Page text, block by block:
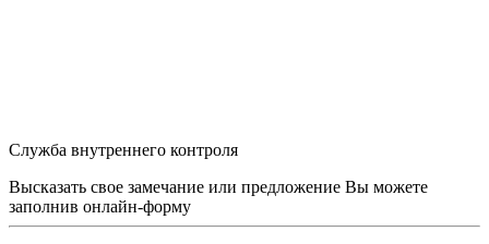
Служба внутреннего контроля
Высказать свое замечание или предложение Вы можете
заполнив онлайн-форму